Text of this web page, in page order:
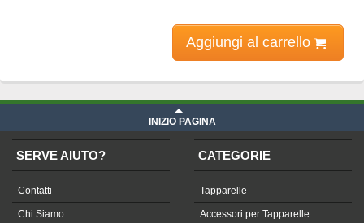
Aggiungi al carrello
INIZIO PAGINA
SERVE AIUTO?
Contatti
Chi Siamo
CATEGORIE
Tapparelle
Accessori per Tapparelle